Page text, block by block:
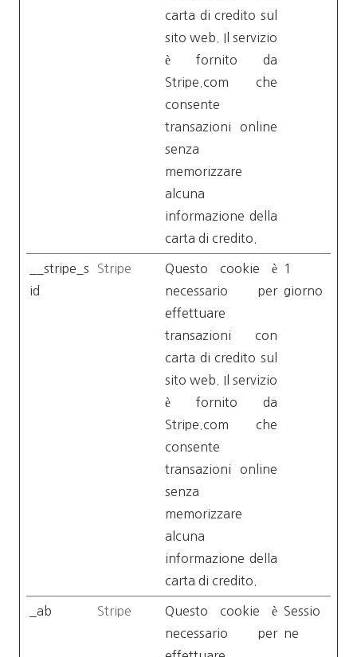
carta di credito sul
sito web. Il servizio
è fornito da
Stripe.com che
consente
transazioni online
senza
memorizzare
alcuna
informazione della
carta di credito.
__stripe_s
id
Stripe
Questo cookie è
necessario per
effettuare
transazioni con
carta di credito sul
sito web. Il servizio
è fornito da
Stripe.com che
consente
transazioni online
senza
memorizzare
alcuna
informazione della
carta di credito.
1
giorno
_ab Stripe
Questo cookie è
necessario per
Sessio
ne